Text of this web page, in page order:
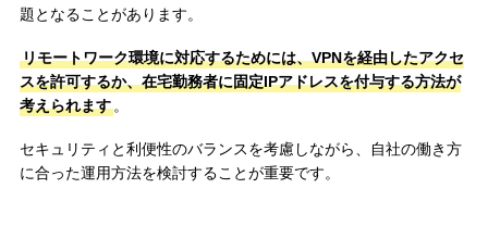
題となることがあります。
リモートワーク環境に対応するためには、VPNを経由したアクセ
スを許可するか、在宅勤務者に固定IPアドレスを付与する方法が
考えられます。
セキュリティと利便性のバランスを考慮しながら、自社の働き方
に合った運用方法を検討することが重要です。